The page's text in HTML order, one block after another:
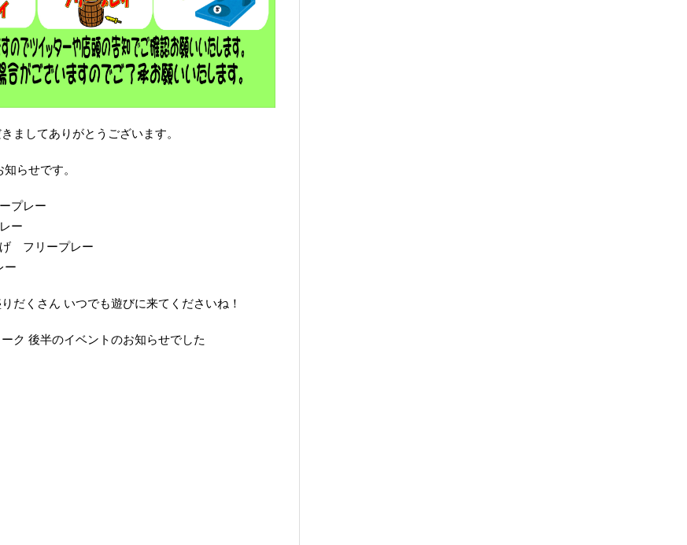
ましてありがとうございます。
らせです。
プレー
ー
フリープレー
ー
だくさん いつでも遊びに来てくださいね！
ク 後半のイベントのお知らせでした